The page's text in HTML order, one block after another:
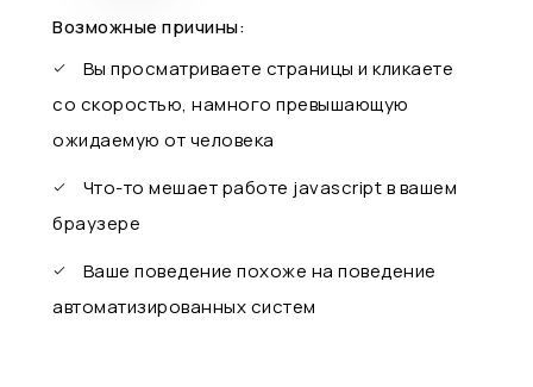
Возможные причины:
Вы просматриваете страницы и кликаете
со скоростью, намного превышающую
ожидаемую от человека
Что-то мешает работе javascript в вашем
браузере
Ваше поведение похоже на поведение
автоматизированных систем